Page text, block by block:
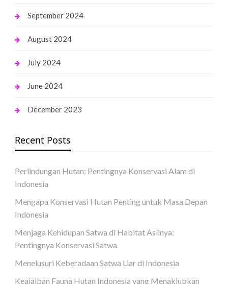
September 2024
August 2024
July 2024
June 2024
December 2023
Recent Posts
Perlindungan Hutan: Pentingnya Konservasi Alam di
Indonesia
Mengapa Konservasi Hutan Penting untuk Masa Depan
Indonesia
Menjaga Kehidupan Satwa di Habitat Aslinya:
Pentingnya Konservasi Satwa
Menelusuri Keberadaan Satwa Liar di Indonesia
Keajaiban Fauna Hutan Indonesia yang Menakjubkan